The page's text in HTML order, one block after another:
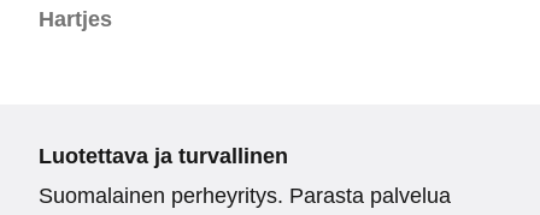
Hartjes
Luotettava ja turvallinen
Suomalainen perheyritys. Parasta palvelua